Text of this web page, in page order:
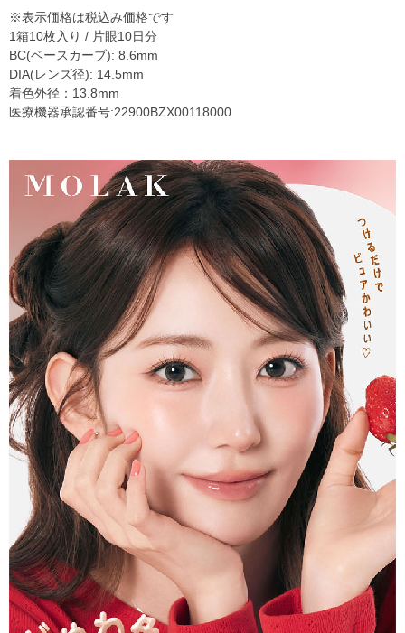
※表示価格は税込み価格です
1箱10枚入り / 片眼10日分
BC(ベースカーブ): 8.6mm
DIA(レンズ径): 14.5mm
着色外径：13.8mm
医療機器承認番号:22900BZX00118000